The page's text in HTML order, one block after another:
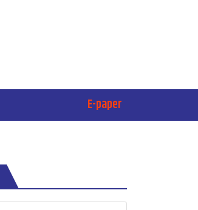
E-paper